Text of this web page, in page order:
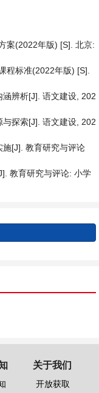
案(2022年版) [S]. 北京:
程标准(2022年版) [S].
辨析[J]. 语文建设, 202
探索[J]. 语文建设, 202
[J]. 教育研究与评论
教育研究与评论: 小学
关于我们
开放获取